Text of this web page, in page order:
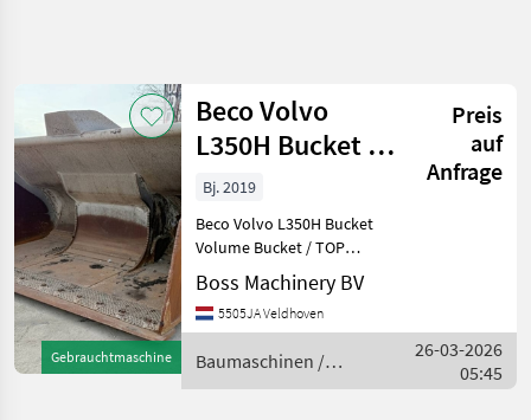
Kategorie 4 Land Filter
AKTUELLER
PFAD
Bautechnik
Baumaschinen
Bagger
Anbauwerkzeuge
Zurücksetzen
1
Ergebnisse
anzeigen
Gebrauchtmaschine
Beco Volvo
L350H Bucket -
Volume Bucket /
TOP Conditi
Preis
auf
Anfrage
Bj. 2019
Beco Volvo L350H Bucket
Volume Bucket / TOP
Condition Year: 2019
Reference number: BM224
Type L350H Bucket
Netherlands Description
Available at
Boss Machinery BV
5505JA Veldhoven
Baumaschinen /
Beco
26-03-2026
05:45